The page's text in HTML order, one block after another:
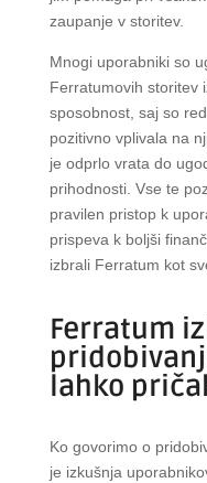
zaupanje v storitev.
Mnogi uporabniki so
Ferratumovih storitev
sposobnost, saj so
pozitivno vplivala na
je odprlo vrata do
prihodnosti. Vse te
pravilen pristop k
prispeva k boljši
izbrali Ferratum kot
Ferratum
lahko
Ko govorimo o
je izkušnja